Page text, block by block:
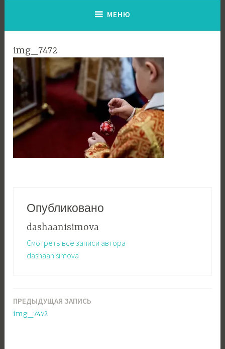
МЕНЮ
img_7472
Опубликовано
dashaanisimova
Смотреть все записи автора
dashaanisimova
Навигация
по
ПРЕДЫДУЩАЯ ЗАПИСЬ
img_7472